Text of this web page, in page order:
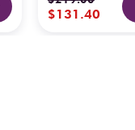
$131 .40